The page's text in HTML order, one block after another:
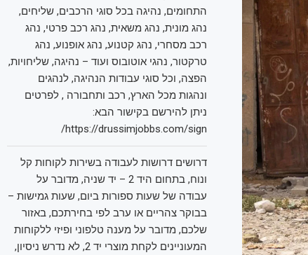
התחומים, נהיגה בכל סוגי הרכבים, שליחים,
נהג מונית, נהג משאית, נהג רכב פרטי, נהג
רכב מסחרי, נהג קטנוע, נהג אופנוע, נהג
טרקטור, נהגי אוטובוס ועוד – נהיגה, שליחויות,
הפצה, וכל סוגי עבודות הנהיגה, לנהגים
ונהגות מכל הארץ, רכב ותחבורה , לפרטים
ניתן להירשם בקישור הבא:
https://drussimjobbs.com/sign/
דרושים דרושות לעבודה בשירות לקוחות קל
ונוח, בתחום היד 2 – יד שניה, מדובר על
עבודה של שעות ספורות ביום, שעות גמישות –
בבוקר צהריים או ערב לפי בחירתכם, באזור
שלכם, מדובר על מענה טלפוני ופיזי ללקוחות
המעוניינים לקחת מוצרי יד 2, לא נדרש ניסיון,